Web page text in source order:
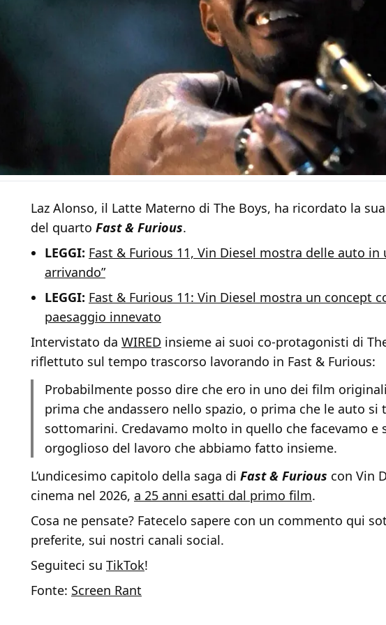
Laz Alonso, il Latte Materno di The Boys, ha ricordato la
del quarto Fast & Furious.
LEGGI: Fast & Furious 11, Vin Diesel mostra delle auto in
arrivando”
LEGGI: Fast & Furious 11: Vin Diesel mostra un concept
paesaggio innevato
Intervistato da WIRED insieme ai suoi co-protagonisti di
riflettuto sul tempo trascorso lavorando in Fast & Furious:
Probabilmente posso dire che ero in uno dei film
prima che andassero nello spazio, o prima che le auto si
sottomarini. Credavamo molto in quello che facevamo e
orgoglioso del lavoro che abbiamo fatto insieme.
L’undicesimo capitolo della saga di Fast & Furious con Vin
cinema nel 2026, a 25 anni esatti dal primo film.
Cosa ne pensate? Fatecelo sapere con un commento qui
preferite, sui nostri canali social.
Seguiteci su TikTok!
Fonte: Screen Rant